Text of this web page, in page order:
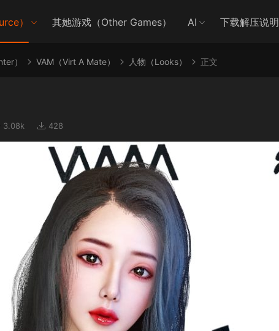
） 其她游戏（Other Games） AI 下载解压说明
） VAM（Virt A Mate） 人物（Looks） 正文
3.08k 428